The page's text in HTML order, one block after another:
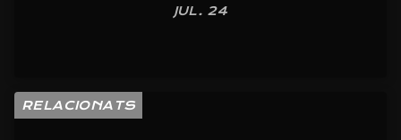
JUL. 24
RELACIONATS